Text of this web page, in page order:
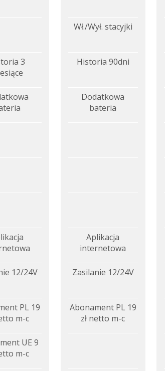
3
12/24V
PL 19
m-c
UE 9
m-c
Wł./Wył. stacyjki
Historia 90dni
Dodatkowa
bateria
Aplikacja
internetowa
Zasilanie 12/24V
Abonament PL 19
zł netto m-c